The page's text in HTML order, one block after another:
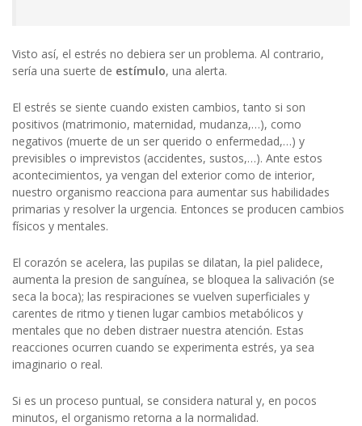
Visto así, el estrés no debiera ser un problema. Al contrario,
sería una suerte de estímulo, una alerta.
El estrés se siente cuando existen cambios, tanto si son
positivos (matrimonio, maternidad, mudanza,…), como
negativos (muerte de un ser querido o enfermedad,…) y
previsibles o imprevistos (accidentes, sustos,…). Ante estos
acontecimientos, ya vengan del exterior como de interior,
nuestro organismo reacciona para aumentar sus habilidades
primarias y resolver la urgencia. Entonces se producen cambios
físicos y mentales.
El corazón se acelera, las pupilas se dilatan, la piel palidece,
aumenta la presion de sanguínea, se bloquea la salivación (se
seca la boca); las respiraciones se vuelven superficiales y
carentes de ritmo y tienen lugar cambios metabólicos y
mentales que no deben distraer nuestra atención. Estas
reacciones ocurren cuando se experimenta estrés, ya sea
imaginario o real.
Si es un proceso puntual, se considera natural y, en pocos
minutos, el organismo retorna a la normalidad.